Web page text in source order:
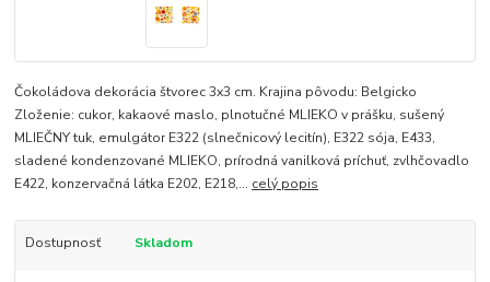
Čokoládova dekorácia štvorec 3x3 cm. Krajina pôvodu: Belgicko
Zloženie: cukor, kakaové maslo, plnotučné MLIEKO v prášku, sušený
MLIEČNY tuk, emulgátor E322 (slnečnicový lecitín), E322 sója, E433,
sladené kondenzované MLIEKO, prírodná vanilková príchuť, zvlhčovadlo
E422, konzervačná látka E202, E218,... celý popis
Dostupnosť Skladom